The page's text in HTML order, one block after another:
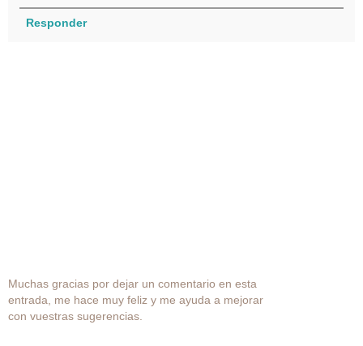
Responder
Muchas gracias por dejar un comentario en esta
entrada, me hace muy feliz y me ayuda a mejorar
con vuestras sugerencias.